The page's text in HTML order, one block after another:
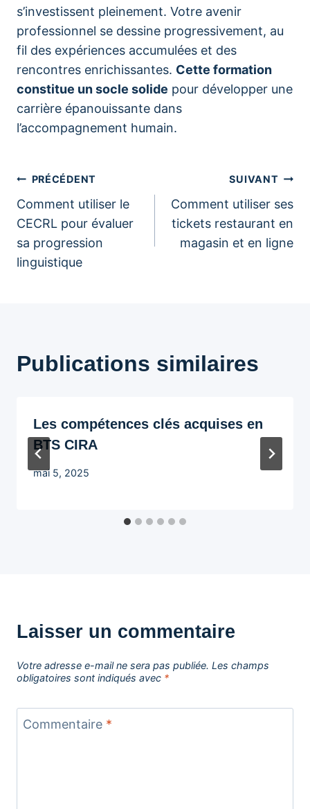
s’investissent pleinement. Votre avenir
professionnel se dessine progressivement, au
fil des expériences accumulées et des
rencontres enrichissantes. Cette formation
constitue un socle solide pour développer une
carrière épanouissante dans
l’accompagnement humain.
Navigation
de
l’article
PRÉCÉDENT
Comment utiliser le
CECRL pour évaluer
sa progression
linguistique
SUIVANT
Comment utiliser ses
tickets restaurant en
magasin et en ligne
Publications similaires
Les compétences clés acquises en
BTS CIRA
mai 5, 2025
Laisser un commentaire
Votre adresse e-mail ne sera pas publiée. Les champs
obligatoires sont indiqués avec *
Commentaire *